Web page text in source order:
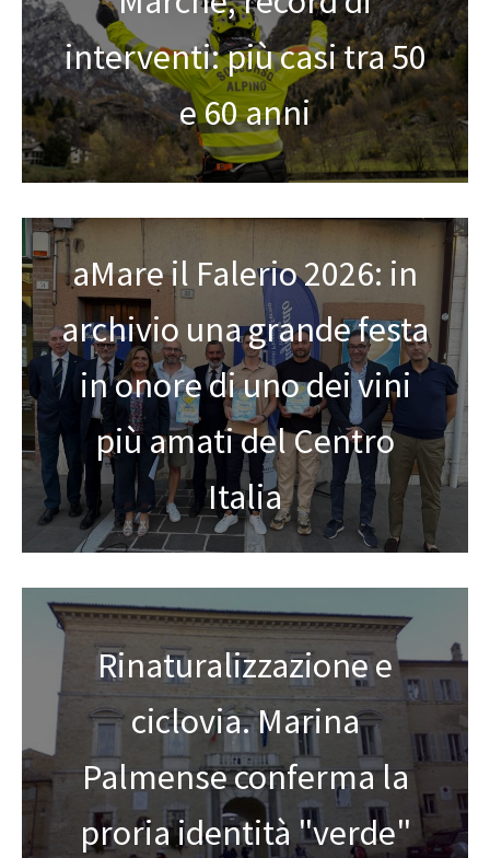
interventi: più casi tra 50
e 60 anni
aMare il Falerio 2026: in
archivio una grande festa
in onore di uno dei vini
più amati del Centro
Italia
Rinaturalizzazione e
ciclovia. Marina
Palmense conferma la
proria identità "verde"